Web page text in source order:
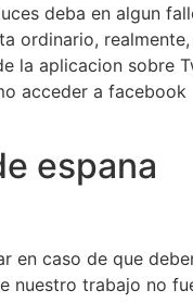
deba en algun
ordinario,
la aplicacion sobre
acceder a facebook
espana
en caso de que
nuestro trabajo no